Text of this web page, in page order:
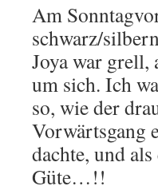
Am
schwarz/
Joya war grell,
um sich. Ich
so, wie der
Vorwärtsgang
dachte, und
Güte…!!